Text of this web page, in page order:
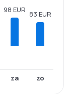
98 EUR
za
83 EUR
zo